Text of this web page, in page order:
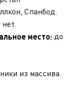
Спанбод.
нет.
место: до
из массива